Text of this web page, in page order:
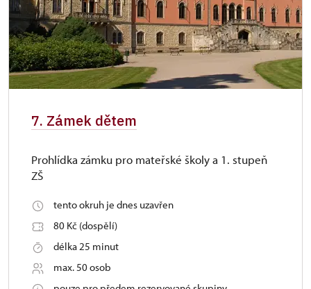
7. Zámek dětem
Prohlídka zámku pro mateřské školy a 1. stupeň
ZŠ
tento okruh je dnes uzavřen
80 Kč (dospělí)
délka 25 minut
max. 50 osob